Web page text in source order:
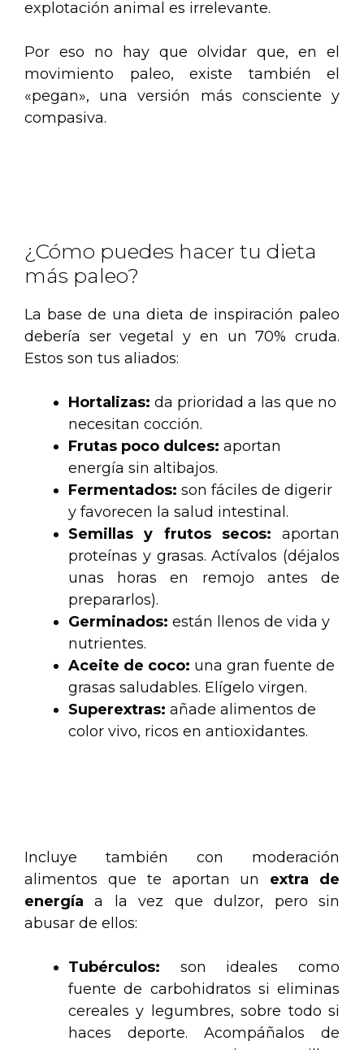
explotación animal es irrelevante.
Por eso no hay que olvidar que, en el
movimiento paleo, existe también el
«pegan», una versión más consciente y
compasiva.
¿Cómo puedes hacer tu dieta
más paleo?
La base de una dieta de inspiración paleo
debería ser vegetal y en un 70% cruda.
Estos son tus aliados:
Hortalizas: da prioridad a las que no
necesitan cocción.
Frutas poco dulces: aportan
energía sin altibajos.
Fermentados: son fáciles de digerir
y favorecen la salud intestinal.
Semillas y frutos secos: aportan
proteínas y grasas. Actívalos (déjalos
unas horas en remojo antes de
prepararlos).
Germinados: están llenos de vida y
nutrientes.
Aceite de coco: una gran fuente de
grasas saludables. Elígelo virgen.
Superextras: añade alimentos de
color vivo, ricos en antioxidantes.
Incluye también con moderación
alimentos que te aportan un extra de
energía a la vez que dulzor, pero sin
abusar de ellos:
Tubérculos: son ideales como
fuente de carbohidratos si eliminas
cereales y legumbres, sobre todo si
haces deporte. Acompáñalos de